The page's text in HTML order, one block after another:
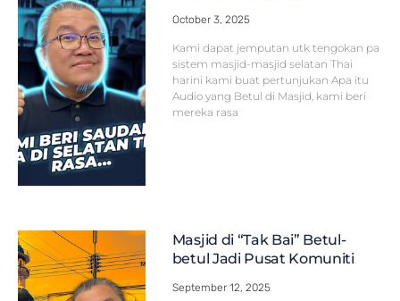
October 3, 2025
Kami dapat jemputan utk tengokan pa
sistem masjid-masjid selatan Thai
harini kami buat pertunjukan Apa itu
Audio yang Betul di Masjid, kami beri
mereka rasa
Masjid di “Tak Bai” Betul-
betul Jadi Pusat Komuniti
September 12, 2025